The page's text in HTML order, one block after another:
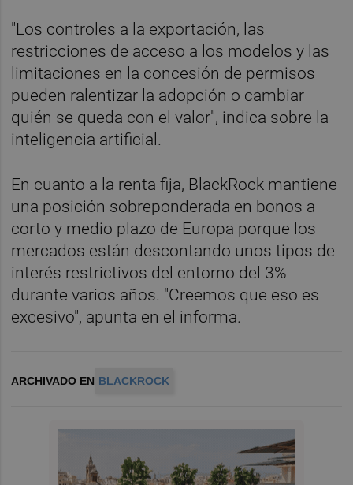
"Los controles a la exportación, las
restricciones de acceso a los modelos y las
limitaciones en la concesión de permisos
pueden ralentizar la adopción o cambiar
quién se queda con el valor", indica sobre la
inteligencia artificial.
En cuanto a la renta fija, BlackRock mantiene
una posición sobreponderada en bonos a
corto y medio plazo de Europa porque los
mercados están descontando unos tipos de
interés restrictivos del entorno del 3%
durante varios años. "Creemos que eso es
excesivo", apunta en el informa.
ARCHIVADO EN BLACKROCK